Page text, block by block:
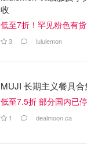
收
低至7折！罕见粉色有货
3 lululemon
MUJI 长期主义餐具
低至7.5折 部分国内已
1 dealmoon.ca